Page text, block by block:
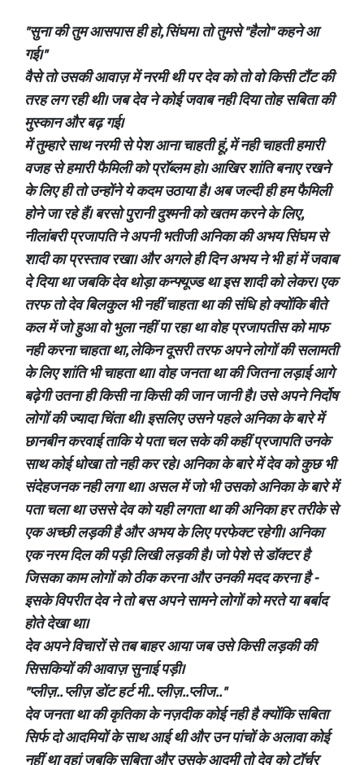
"सुना की तुम आसपास ही हो, सिंघम। तो तुमसे "हैलो" कहने आ
गई।"
वैसे तो उसकी आवाज़ में नरमी थी पर देव को तो वो किसी टौंट की
तरह लग रही थी। जब देव ने कोई जवाब नही दिया तोह सबिता की
मुस्कान और बढ़ गई।
में तुम्हारे साथ नरमी से पेश आना चाहती हूं, में नही चाहती हमारी
वजह से हमारी फैमिली को प्रॉब्लम हो। आखिर शांति बनाए रखने
के लिए ही तो उन्होंने ये कदम उठाया है। अब जल्दी ही हम फैमिली
होने जा रहे हैं। बरसो पुरानी दुश्मनी को खतम करने के लिए,
नीलांबरी प्रजापति ने अपनी भतीजी अनिका की अभय सिंघम से
शादी का प्रस्ताव रखा। और अगले ही दिन अभय ने भी हां में जवाब
दे दिया था जबकि देव थोड़ा कन्फ्यूज्ड था इस शादी को लेकर। एक
तरफ तो देव बिलकुल भी नहीं चाहता था की संधि हो क्योंकि बीते
कल में जो हुआ वो भुला नहीं पा रहा था वोह प्रजापतीस को माफ
नही करना चाहता था, लेकिन दूसरी तरफ अपने लोगों की सलामती
के लिए शांति भी चाहता था। वोह जनता था की जितना लड़ाई आगे
बढ़ेगी उतना ही किसी ना किसी की जान जानी है। उसे अपने निर्दोष
लोगों की ज्यादा चिंता थी। इसलिए उसने पहले अनिका के बारे में
छानबीन करवाई ताकि ये पता चल सके की कहीं प्रजापति उनके
साथ कोई धोखा तो नही कर रहे। अनिका के बारे में देव को कुछ भी
संदेहजनक नही लगा था। असल में जो भी उसको अनिका के बारे में
पता चला था उससे देव को यही लगता था की अनिका हर तरीके से
एक अच्छी लड़की है और अभय के लिए परफेक्ट रहेगी। अनिका
एक नरम दिल की पड़ी लिखी लड़की है। जो पेशे से डॉक्टर है
जिसका काम लोगों को ठीक करना और उनकी मदद करना है -
इसके विपरीत देव ने तो बस अपने सामने लोगों को मरते या बर्बाद
होते देखा था।
देव अपने विचारों से तब बाहर आया जब उसे किसी लड़की की
सिसकियों की आवाज़ सुनाई पड़ी।
"प्लीज़.. प्लीज़ डोंट हर्ट मी.. प्लीज़..प्लीज.."
देव जनता था की कृतिका के नज़दीक कोई नही है क्योंकि सबिता
सिर्फ दो आदमियों के साथ आई थी और उन पांचों के अलावा कोई